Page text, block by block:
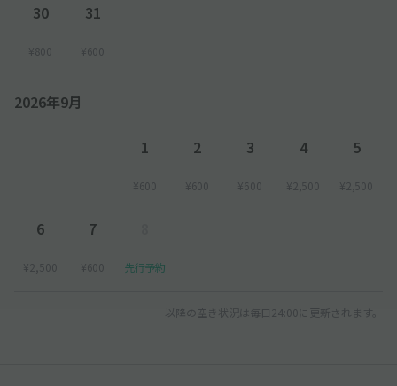
30
¥800
31
¥600
2026年9月
1
¥600
2
¥600
3
¥600
4
¥2,500
5
¥2,500
6
¥2,500
7
¥600 先行予約
以降の空き状況は毎日24:00に更新されます。